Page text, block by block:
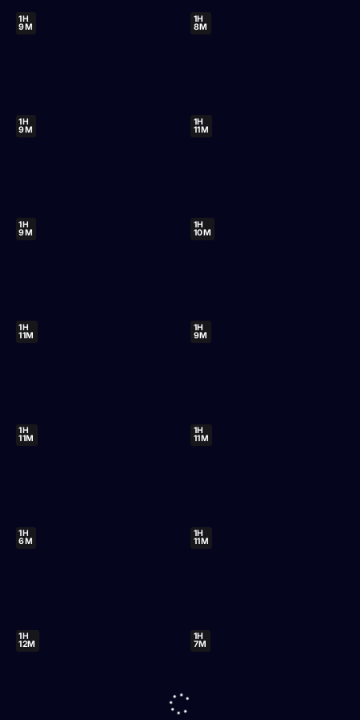
1H
9M
1H
8M
1H
9M
1H
11M
1H
9M
1H
10M
1H
11M
1H
9M
1H
11M
1H
11M
1H
6M
1H
11M
1H
12M
1H
7M